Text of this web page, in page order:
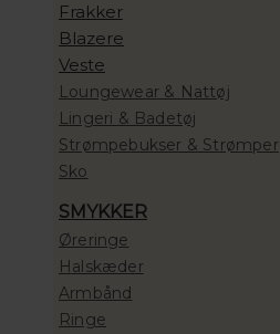
Frakker
Blazere
Veste
Loungewear & Nattøj
Lingeri & Badetøj
Strømpebukser & Strømper
Sko
SMYKKER
Øreringe
Halskæder
Armbånd
Ringe